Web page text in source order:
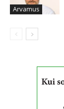
Arvamus